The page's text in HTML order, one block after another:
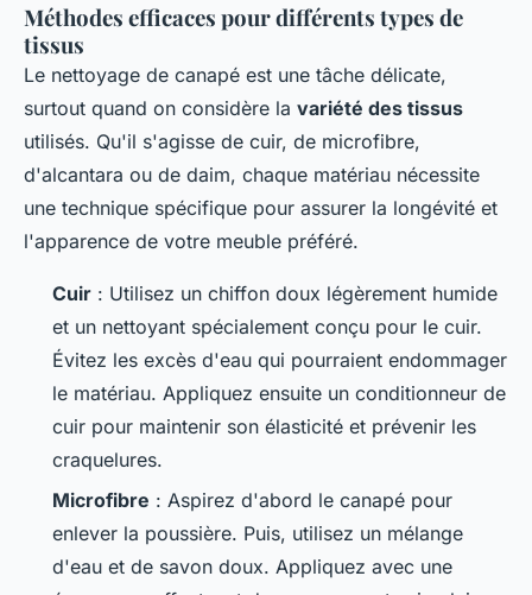
Méthodes efficaces pour différents types de
tissus
Le nettoyage de canapé est une tâche délicate,
surtout quand on considère la variété des tissus
utilisés. Qu'il s'agisse de cuir, de microfibre,
d'alcantara ou de daim, chaque matériau nécessite
une technique spécifique pour assurer la longévité et
l'apparence de votre meuble préféré.
Cuir : Utilisez un chiffon doux légèrement humide
et un nettoyant spécialement conçu pour le cuir.
Évitez les excès d'eau qui pourraient endommager
le matériau. Appliquez ensuite un conditionneur de
cuir pour maintenir son élasticité et prévenir les
craquelures.
Microfibre : Aspirez d'abord le canapé pour
enlever la poussière. Puis, utilisez un mélange
d'eau et de savon doux. Appliquez avec une